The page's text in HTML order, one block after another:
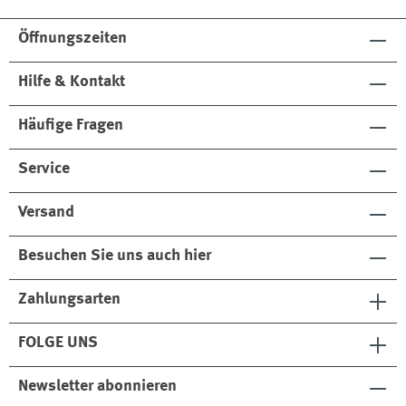
Öffnungszeiten
Hilfe & Kontakt
Häufige Fragen
Service
Versand
Besuchen Sie uns auch hier
Zahlungsarten
FOLGE UNS
Newsletter abonnieren